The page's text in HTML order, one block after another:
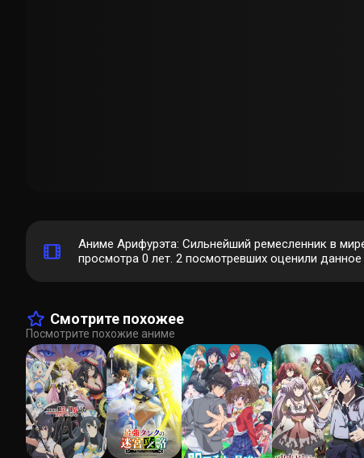
Аниме Арифурэта: Сильнейший ремесленник в
просмотра 0 лет. 2 посмотревших оценили
Смотрите похожее
Посмотрите похожие аниме